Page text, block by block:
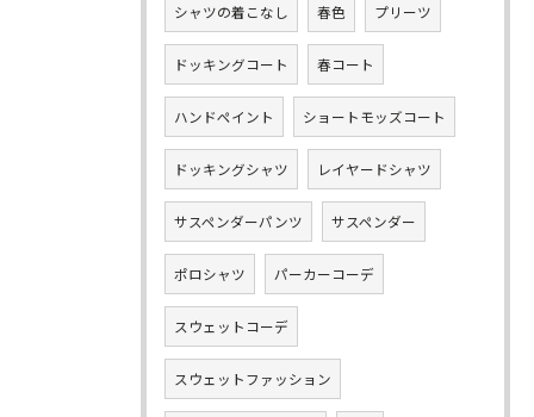
シャツの着こなし 春色 プリーツ
ドッキングコート 春コート
ハンドペイント ショートモッズコート
ドッキングシャツ レイヤードシャツ
サスペンダーパンツ サスペンダー
ポロシャツ パーカーコーデ
スウェットコーデ
スウェットファッション